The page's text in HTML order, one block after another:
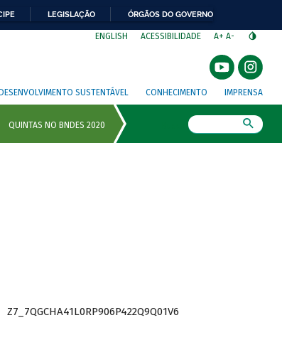
LEGISLAÇÃO ÓRGÃOS DO GOVERNO
ENGLISH ACESSIBILIDADE A+ A-
SUSTENTÁVEL CONHECIMENTO IMPRENSA
Z7_7QGCHA41L0RP906P422Q9Q01V6